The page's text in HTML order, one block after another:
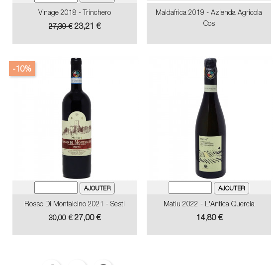
Vinage 2018 - Trinchero
Prix
base
27,30 € Prix
23,21 €
Maldafrica 2019 - Azienda Agricola
Cos
Rosso Di Montalcino 2021 - Sesti
Prix
base
30,00 €
-10%
Prix
27,00 €
Matiu 2022 - L'Antica Quercia
Prix
14,80 €